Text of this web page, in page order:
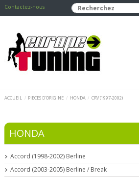
Contactez-nous
ACCUEIL PIECES D'ORIGINE HONDA CRV (1997-2002)
HONDA
Accord (1998-2002) Berline
Accord (2003-2005) Berline / Break